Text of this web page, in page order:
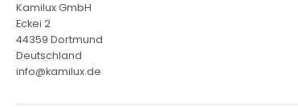
Kamilux GmbH
Eckei 2
44359 Dortmund
Deutschland
info@kamilux.de